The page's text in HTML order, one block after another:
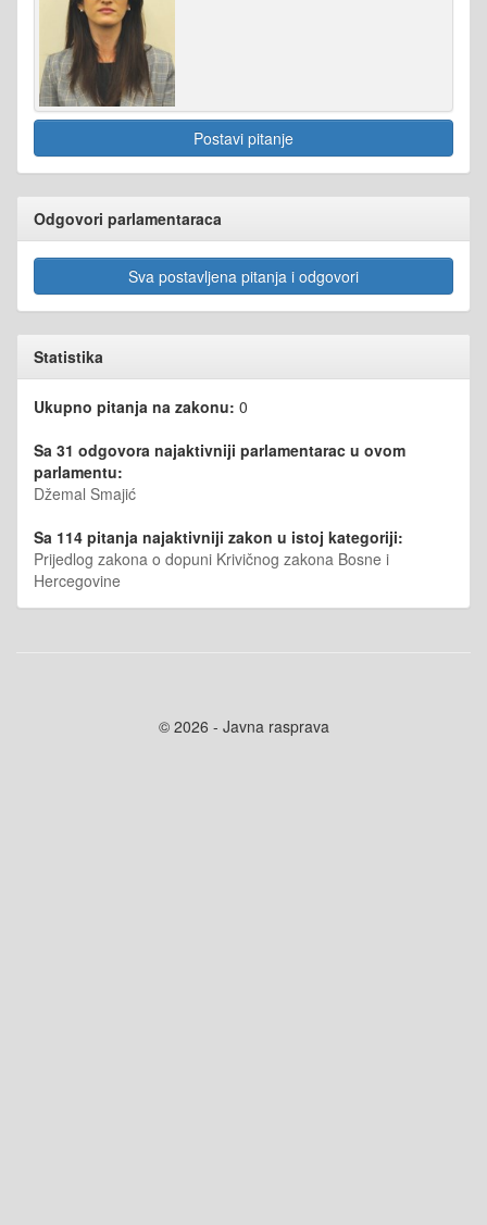
Postavi pitanje
Odgovori parlamentaraca
Sva postavljena pitanja i odgovori
Statistika
Ukupno pitanja na zakonu: 0
Sa 31 odgovora najaktivniji parlamentarac u ovom
parlamentu:
Džemal Smajić
Sa 114 pitanja najaktivniji zakon u istoj kategoriji:
Prijedlog zakona o dopuni Krivičnog zakona Bosne i
Hercegovine
© 2026 - Javna rasprava